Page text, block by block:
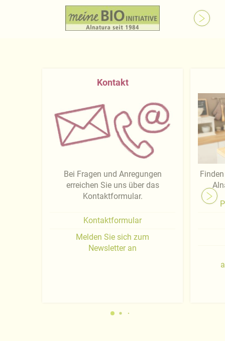
Kontakt
Bei Fragen und Anregungen
erreichen Sie uns über das
Kontaktformular.
Kontaktformular
Melden Sie sich zum
Newsletter an